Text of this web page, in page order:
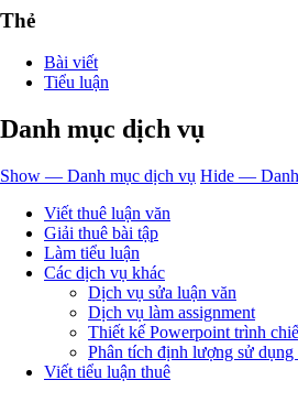
Thẻ
Bài viết
Tiểu luận
Danh mục dịch vụ
Show — Danh mục dịch vụ Hide —
Viết thuê luận văn
Giải thuê bài tập
Làm tiểu luận
Các dịch vụ khác
Dịch vụ sửa luận văn
Dịch vụ làm assignment
Thiết kế Powerpoint trình
Phân tích định lượng sử
Viết tiểu luận thuê